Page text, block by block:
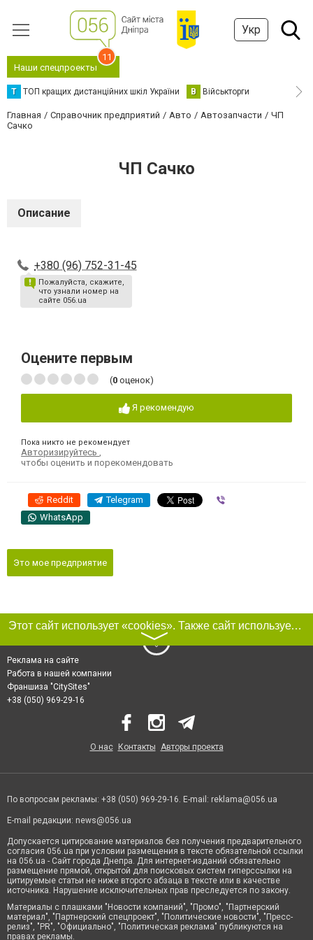
Укр
Наши спецпроекты
11
Т ТОП кращих дистанційних шкіл України В Військторги
Главная Справочник предприятий Авто Автозапчасти
ЧП
Сачко
ЧП Сачко
Описание
+380 (96) 752-31-45
Пожалуйста, скажите,
что узнали номер на
сайте 056.ua
Оцените первым
(0 оценок)
Я рекомендую
Пока никто не рекомендует
Авторизируйтесь
чтобы оценить и порекомендовать
Reddit Telegram
WhatsApp
Это мое предприятие
Этот сайт использует «cookies». Также сайт использует интернет-сервис для сбора технических данных касательно посетителей с целью получения маркетинговой и статистической информации. Условия обработки данных посетителей сайта см.
〉
Реклама на сайте
Работа в нашей компании
Франшиза "CitySites"
+38 (050) 969-29-16
О нас Контакты Авторы проекта
По вопросам рекламы: +38 (050) 969-29-16. E-mail: reklama@056.ua
E-mail редакции: news@056.ua
Допускается цитирование материалов без получения предварительного
согласия 056.ua при условии размещения в тексте обязательной ссылки
на 056.ua - Сайт города Днепра. Для интернет-изданий обязательно
размещение прямой, открытой для поисковых систем гиперссылки на
цитируемые статьи не ниже второго абзаца в тексте или в качестве
источника. Нарушение исключительных прав преследуется по закону.
Материалы с плашками "Новости компаний", "Промо", "Партнерский
материал", "Партнерский спецпроект", "Политические новости", "Пресс-
релиз", "PR", "Официально", "Политическая реклама" публикуются на
правах рекламы.